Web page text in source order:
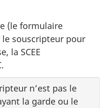
(le formulaire
souscripteur pour
la SCEE
.
n’est pas le
la garde ou le